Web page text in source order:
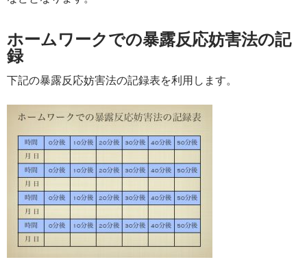
ホームワークでの暴露反応妨害法の記
録
下記の暴露反応妨害法の記録表を利用します。